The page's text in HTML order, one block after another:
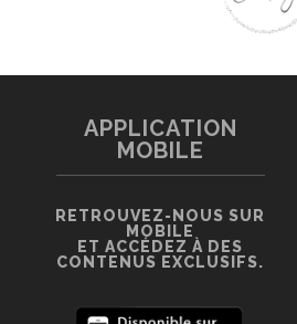
APPLICATION
MOBILE
RETROUVEZ-NOUS SUR
MOBILE
ET ACCÉDEZ À DES
CONTENUS EXCLUSIFS.